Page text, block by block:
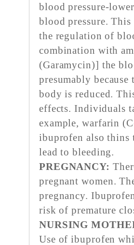
blood pressure-
blood pressure.
the regulation of
combination with
(Garamycin)] the
presumably
body is reduced.
effects. Individuals
example, warfarin
ibuprofen also thins
lead to bleeding.
PREGNANCY:
pregnant women.
pregnancy.
risk of premature
NURSING
Use of ibuprofen